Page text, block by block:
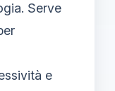
Serve
e